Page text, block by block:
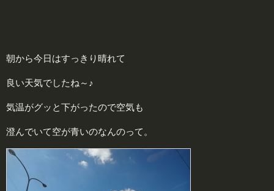
朝から今日はすっきり晴れて
良い天気でしたね～♪
気温がグッと下がったので空気も
澄んでいて空が青いのなんのって。